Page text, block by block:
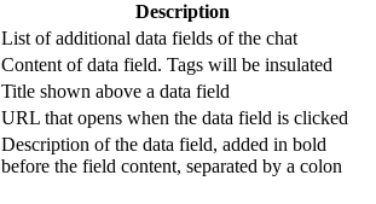
Description
List of additional data fields of the chat
Content of data field. Tags will be insulated
Title shown above a data field
URL that opens when the data field is clicked
Description of the data field, added in bold
before the field content, separated by a colon